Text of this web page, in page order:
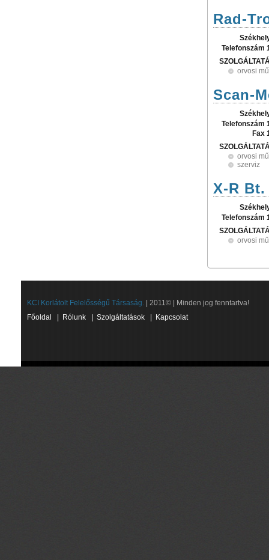
Rad-
Telefonszám
orvosi
Scan-
Telefonszám
Fax
orvosi
szerviz
X-R Bt.
Telefonszám
orvosi
KCI Korlátolt Felelősségű Társaság. | 2011© | Minden jog fenntartva!
Főoldal
Rólunk Szolgáltatások Kapcsolat